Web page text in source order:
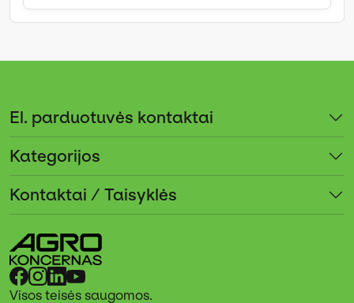
El. parduotuvės kontaktai
Kategorijos
Kontaktai / Taisyklės
Visos teisės saugomos.